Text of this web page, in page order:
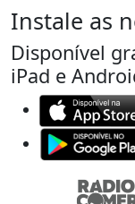
Instale as
Disponível
iPad e